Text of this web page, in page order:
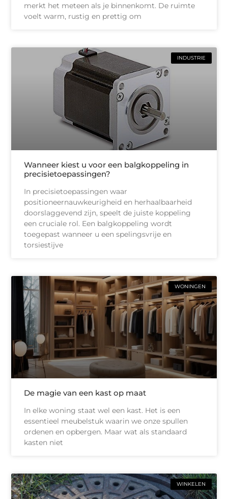
merkt het meteen als je binnenkomt. De ruimte
voelt warm, rustig en prettig om
INDUSTRIE
Wanneer kiest u voor een balgkoppeling in
precisietoepassingen?
In precisietoepassingen waar
positioneernauwkeurigheid en herhaalbaarheid
doorslaggevend zijn, speelt de juiste koppeling
een cruciale rol. Een balgkoppeling wordt
toegepast wanneer u een spelingsvrije en
torsiestijve
WONINGEN
De magie van een kast op maat
In elke woning staat wel een kast. Het is een
essentieel meubelstuk waarin we onze spullen
ordenen en opbergen. Maar wat als standaard
kasten niet
WINKELEN